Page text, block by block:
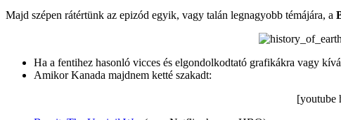
Majd szépen rátértünk az epizód egyik, vagy talán legnagyobb témájára, a
Ha a fentihez hasonló vicces és elgondolkodtató grafikákra vagy
Amikor Kanada majdnem ketté szakadt:
[youtube